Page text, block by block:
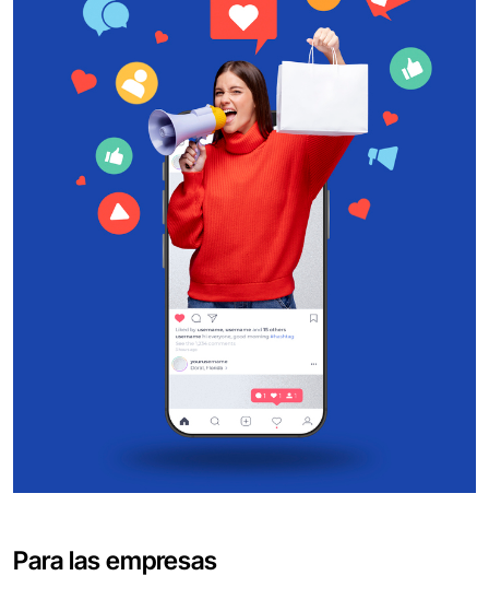
Para las empresas